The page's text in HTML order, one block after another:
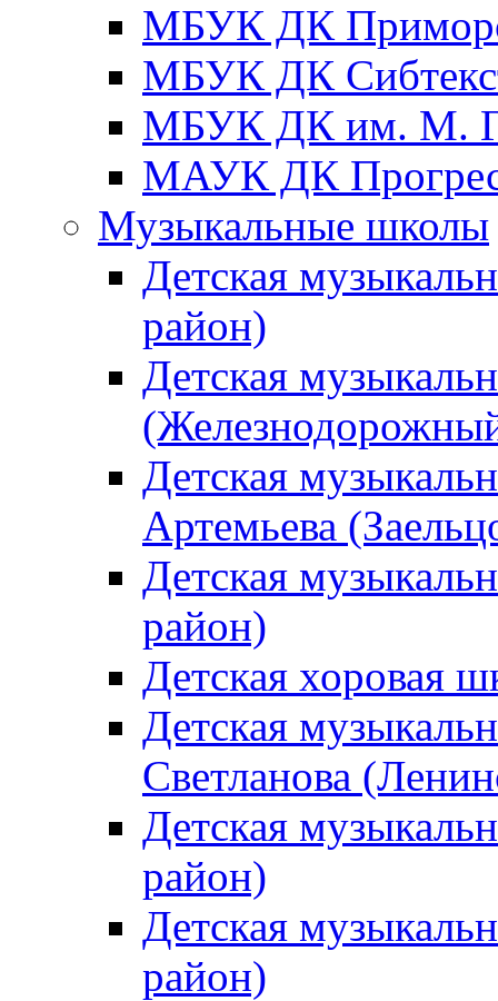
МБУК ДК
МБУК ДК
МБУК ДК им. М.
МАУК ДК
Музыкальные школы
Детская
район)
Детская
Детская
Артемьева
Детская
район)
Детская хоровая
Детская
Светланова
Детская
район)
Детская
район)